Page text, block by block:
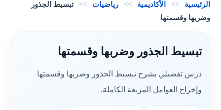
الرئيسية >> الأكاديمية >> رياضيات >>
تبسيط الجذور
وضربها وقسمتها
تبسيط الجذور وضربها وقسمتها
درس تفصيلي يشرح تبسيط الجذور وضربها وقسمتها
وإخراج العوامل المربعة الكاملة.